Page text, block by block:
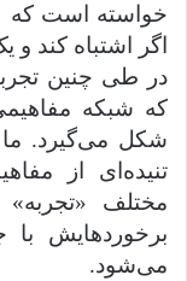
خواسته است که
اگر اشتباه کند
در طی چنین
که شبکه
شکل می‌گیرد.
تنیده‌ای از
مختلف
برخوردهایش
می‌شود.